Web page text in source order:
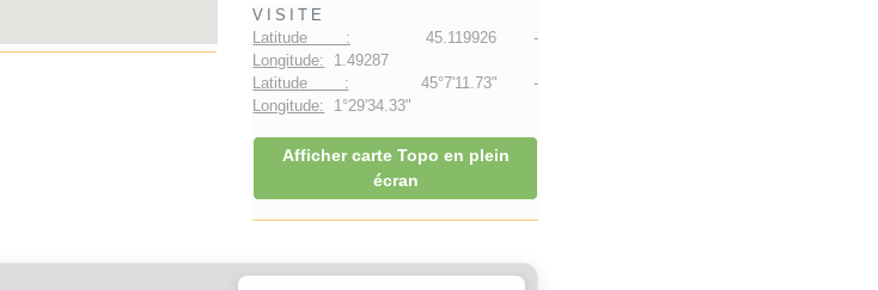
VISITE
Latitude : 45.119926 -
Longitude: 1.49287
Latitude : 45°7'11.73" -
Longitude: 1°29'34.33"
Afficher carte Topo en plein
écran